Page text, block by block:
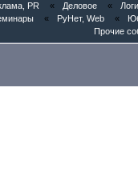
PR « Деловое «
« РуНет, Web «
Прочие